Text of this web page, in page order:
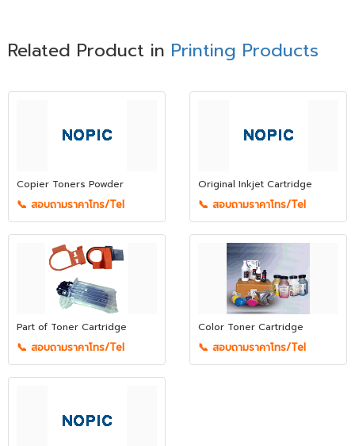
Related Product in Printing Products
Copier Toners Powder
📞 สอบถามราคาโทร/Tel
Original Inkjet Cartridge
📞 สอบถามราคาโทร/Tel
Part of Toner Cartridge
📞 สอบถามราคาโทร/Tel
Color Toner Cartridge
📞 สอบถามราคาโทร/Tel